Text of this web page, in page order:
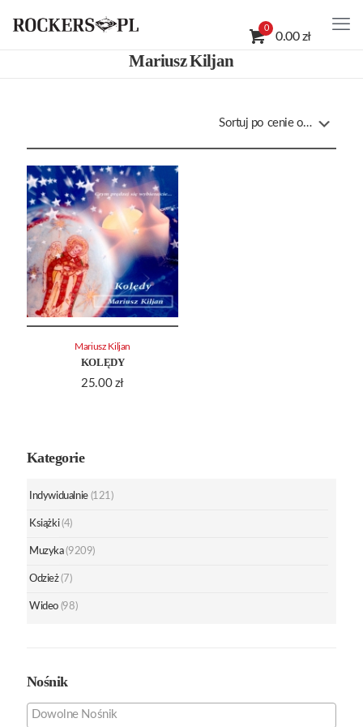
0
0.00 zł
Mariusz Kiljan
KOLĘDY
25.00 zł
Mariusz Kiljan
Kategorie
Indywidualnie (121)
Książki (4)
Muzyka (9209)
Odzież (7)
Wideo (98)
Nośnik